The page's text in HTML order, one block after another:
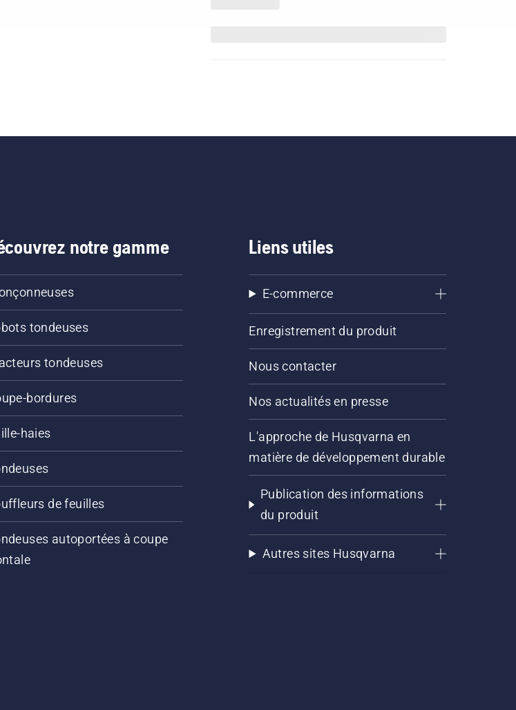
notre gamme
tondeuses
tondeuses
bordures
haies
de feuilles
autoportées à coupe
Liens utiles
E-commerce
Enregistrement du produit
Nous contacter
Nos actualités en presse
L'approche de Husqvarna en
matière de développement durable
Publication des informations
du produit
Autres sites Husqvarna